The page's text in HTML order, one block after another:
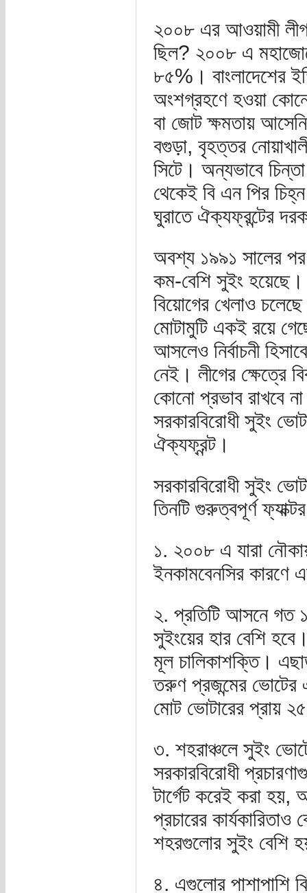
২০০৮ এর আওয়ামী লীগ
ছিল? ২০০৮ এ
৮৫%। বাংলাদেশের
অংশগ্রহণে হওয়া কোনো
বা জোট ক্ষমতায়
বগুড়া, বৃহত্তর
সিটে। অন্যভাবে
থেকেই বি এন পির
ঘুরাতে ঐক্যফ্রন্টের
অবশ্য ১৯৯১ সালের পর
কম-বেশি সুইং
বিয়োগের খেলাও
মোটামুটি একই রয়ে
আসলেও নির্বাচনী
নেই। লীগের ক্ষেত্রে
কোনো প্রভাব রাখবে
সরকারবিরোধী সুইং
ঐক্যফ্রন্ট।
সরকারবিরোধী সুইং
তিনটি গুরুত্বপূর্ণ
১. ২০০৮ এ যারা
ইনকামবেনসির কারণে
২. প্রতিটি আসনে গত
সুইংয়ের হার বেশি
মূল চালিকাশক্তি।
তরুণ প্রজন্মের ভোটের
মোট ভোটারের প্রায়
৩. শহরাঞ্চলে সুইং
সরকারবিরোধী
টার্গেট করেই করা হয়,
প্রচারের
শহরগুলোর সুইং বেশি
৪. এগুলোর পাশাপাশি